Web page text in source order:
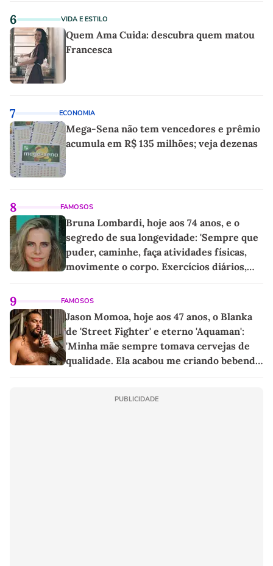
6 VIDA E ESTILO
Quem Ama Cuida: descubra quem matou
Francesca
7 ECONOMIA
Mega-Sena não tem vencedores e prêmio
acumula em R$ 135 milhões; veja dezenas
8 FAMOSOS
Bruna Lombardi, hoje aos 74 anos, e o
segredo de sua longevidade: 'Sempre que
puder, caminhe, faça atividades físicas,
movimente o corpo. Exercícios diários,
9 FAMOSOS
Jason Momoa, hoje aos 47 anos, o Blanka
de 'Street Fighter' e eterno 'Aquaman':
'Minha mãe sempre tomava cervejas de
qualidade. Ela acabou me criando bebendo
PUBLICIDADE